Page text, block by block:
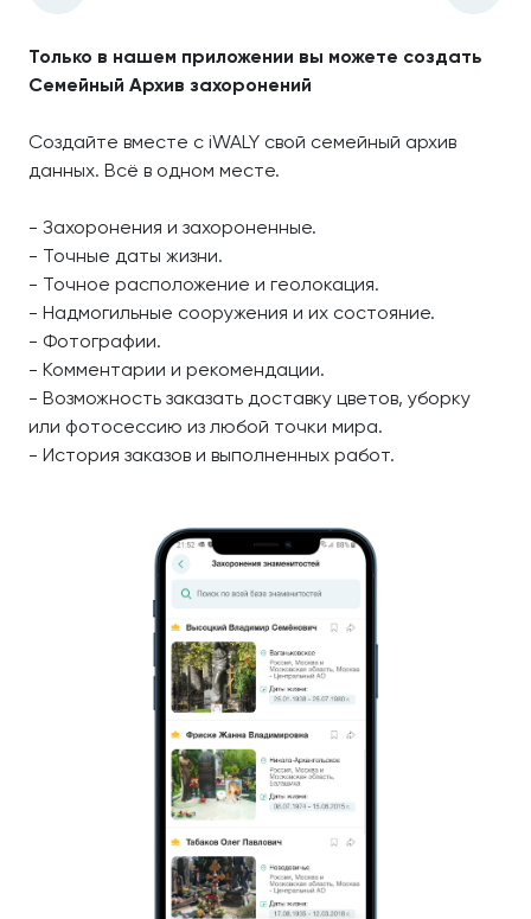
Только в нашем приложении вы можете создать
Семейный Архив захоронений
Создайте вместе с iWALY свой семейный архив
данных. Всё в одном месте.
- Захоронения и захороненные.
- Точные даты жизни.
- Точное расположение и геолокация.
- Надмогильные сооружения и их состояние.
- Фотографии.
- Комментарии и рекомендации.
- Возможность заказать доставку цветов, уборку
или фотосессию из любой точки мира.
- История заказов и выполненных работ.